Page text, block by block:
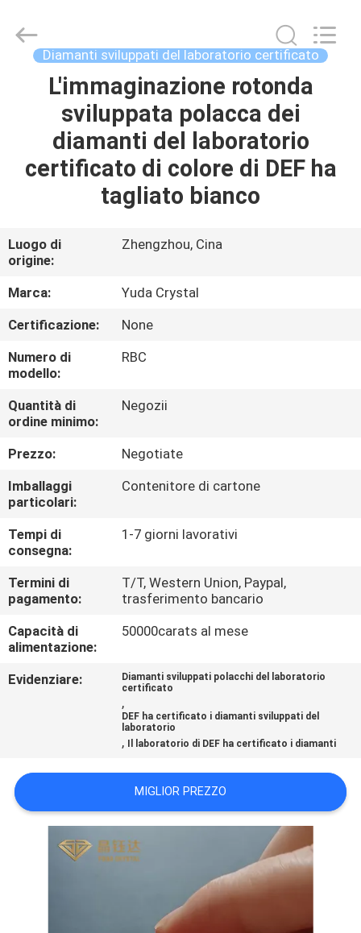
CASA
PRODOTTI
GIRO
DELLA
FABBRICA
CONTROLLO
DI
QUALITÀ
CONTATTICI
NOTIZIE
CASI
MAPPA
SITO
POLICY
Crystal
Co.,Ltd.
Diamanti sviluppati del laboratorio certificato
L'immaginazione rotonda
sviluppata polacca dei
diamanti del laboratorio
certificato di colore di DEF ha
tagliato bianco
Luogo di
origine:
Zhengzhou, Cina
Marca:
Yuda Crystal
Certificazione:
None
Numero di
modello:
RBC
Quantità di
ordine minimo:
Negozii
Prezzo:
Negotiate
Imballaggi
particolari:
Contenitore di cartone
Tempi di
consegna:
1-7 giorni lavorativi
Termini di
pagamento:
T/T, Western Union, Paypal,
trasferimento bancario
Capacità di
alimentazione:
50000carats al mese
Evidenziare:
Diamanti sviluppati polacchi del laboratorio
certificato
,
DEF ha certificato i diamanti sviluppati del
laboratorio
, Il laboratorio di DEF ha certificato i diamanti
MIGLIOR PREZZO